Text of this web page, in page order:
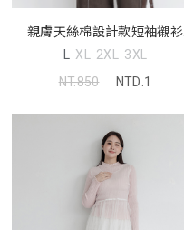
親膚天絲棉設計款短袖襯衫
MISS
L XL 2XL 3XL
NT.850
NTD.1